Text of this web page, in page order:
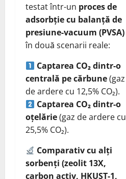
testat într-un proces de
adsorbție cu balanță de
presiune-vacuum (PVSA)
în două scenarii reale:
Captarea CO₂ dintr-o
centrală pe cărbune(gaz
de ardere cu 12,5% CO₂).
Captarea CO₂ dintr-o
oțelărie(gaz de ardere cu
25,5% CO₂).
Comparativ cu alți
sorbenți (zeolit 13X,
carbon activ, HKUST-1,